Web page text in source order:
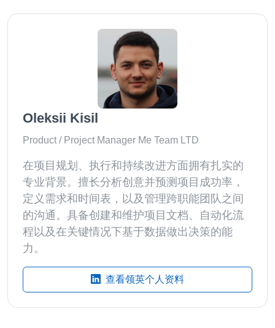
Oleksii Kisil
Product / Project Manager Me Team LTD
在项目规划、执行和持续改进方面拥有扎实的
专业背景。擅长分析创意并预测项目成功率，
定义需求和时间表，以及管理跨职能团队之间
的沟通。具备创建和维护项目文档、自动化流
程以及在关键情况下基于数据做出决策的能
力。
查看领英个人资料